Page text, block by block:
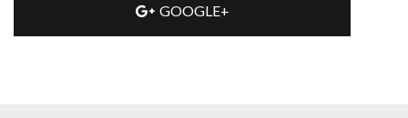
GOOGLE+